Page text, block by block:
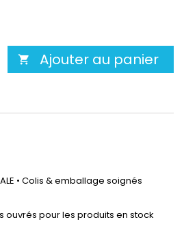
 Ajouter au panier
• Colis & emballage soignés
ouvrés pour les produits en stock